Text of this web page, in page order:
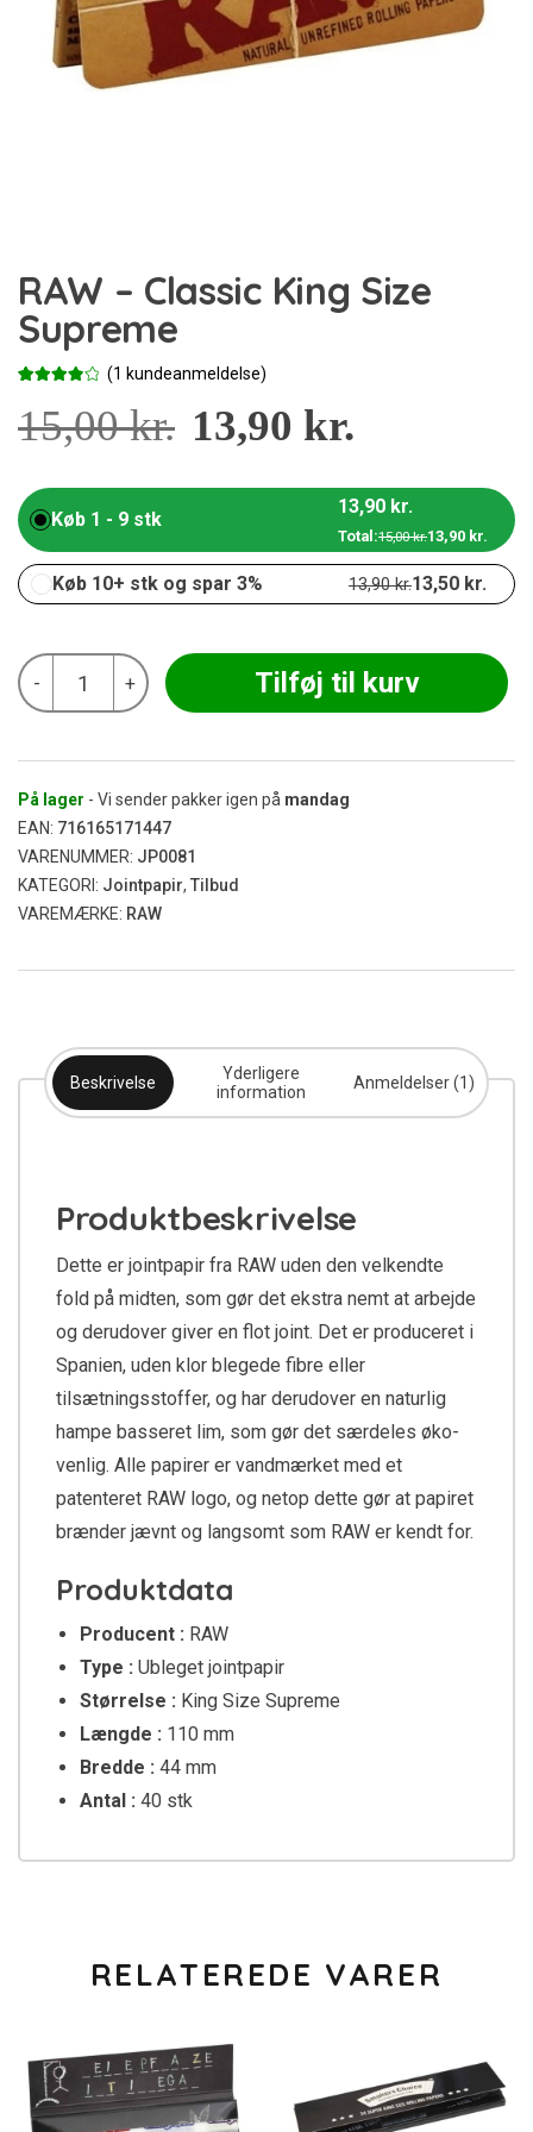
RAW – Classic King Size
Supreme
som4.00
ud af 5
baseret
(1 kundeanmeldelse)
15,00kr. 13,90 kr.
Køb 1 - 9 stk
13,90 kr.
Total:15,00kr.13,90 kr.
Køb 10+ stk og spar 3% 13,90kr.13,50 kr.
-
RAW
Classic
antal
+ Tilføj til kurv
På lager - Vi sender pakker igen på mandag
EAN: 716165171447
VARENUMMER: JP0081
KATEGORI: Jointpapir, Tilbud
VAREMÆRKE: RAW
Beskrivelse
Yderligere
information
Anmeldelser (1)
Produktbeskrivelse
Dette er jointpapir fra RAW uden den velkendte
fold på midten, som gør det ekstra nemt at arbejde
og derudover giver en flot joint. Det er produceret i
Spanien, uden klor blegede fibre eller
tilsætningsstoffer, og har derudover en naturlig
hampe basseret lim, som gør det særdeles øko-
venlig. Alle papirer er vandmærket med et
patenteret RAW logo, og netop dette gør at papiret
brænder jævnt og langsomt som RAW er kendt for.
Produktdata
Producent : RAW
Type : Ubleget jointpapir
Størrelse : King Size Supreme
Længde : 110 mm
Bredde : 44 mm
Antal : 40 stk
RELATEREDE VARER